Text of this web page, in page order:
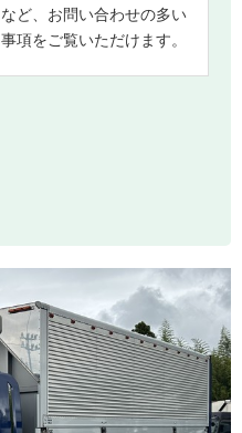
など、お問い合わせの多い
事項をご覧いただけます。